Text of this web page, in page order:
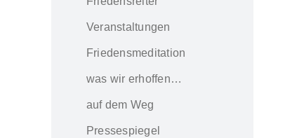
Veranstaltungen
Friedensmeditation
was wir erhoffen…
auf dem Weg
Pressespiegel